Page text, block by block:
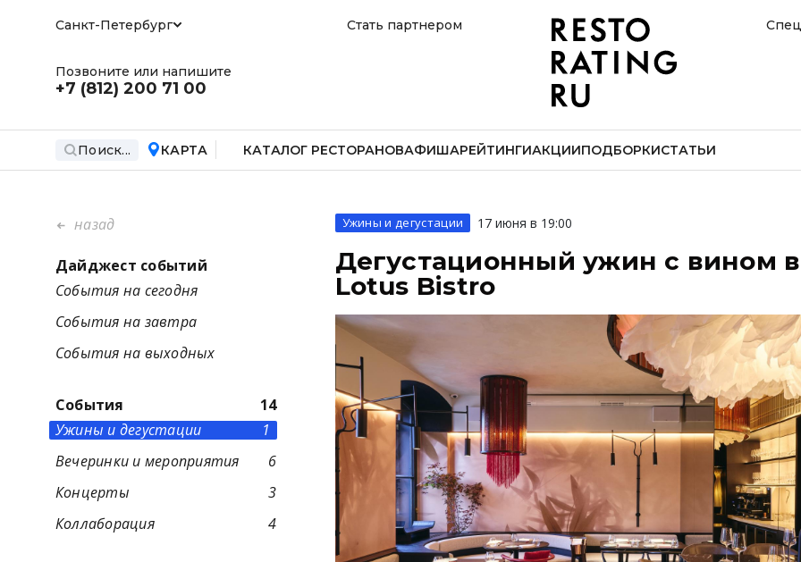
Санкт-Петербург Стать партнером
Позвоните или напишите
+7 (812) 200 71 00
Поиск... КАРТА КАТАЛОГ РЕСТОРАНОВАФИШАРЕЙТИНГИАКЦИИПОДБОРКИСТАТЬИ
назад
Дайджест событий
События на сегодня
События на завтра
События на выходных
События
14
Ужины и дегустации
1
Вечеринки и мероприятия
6
Концерты
3
Коллаборация
4
Ужины и дегустации 17 июня в 19:00
Дегустационный ужин с вином в
Lotus Bistro